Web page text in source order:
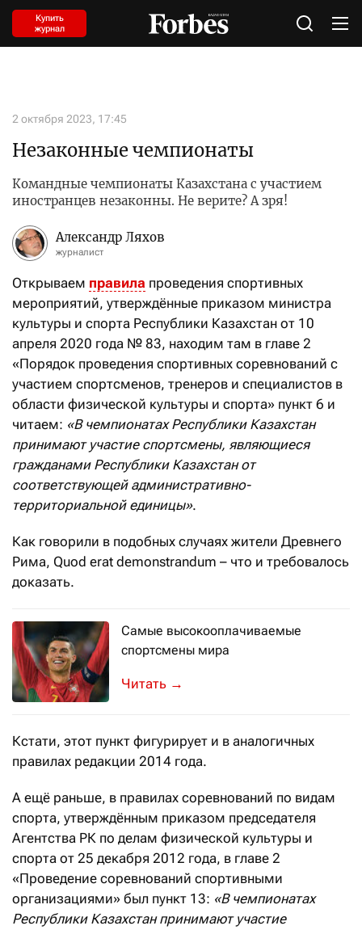
Купить
журнал
2 октября 2023, 17:45
Незаконные чемпионаты
Командные чемпионаты Казахстана с участием
иностранцев незаконны. Не верите? А зря!
Александр Ляхов
журналист
Открываем правила проведения спортивных
мероприятий, утверждённые приказом министра
культуры и спорта Республики Казахстан от 10
апреля 2020 года № 83, находим там в главе 2
«Порядок проведения спортивных соревнований с
участием спортсменов, тренеров и специалистов в
области физической культуры и спорта» пункт 6 и
читаем: «В чемпионатах Республики Казахстан
принимают участие спортсмены, являющиеся
гражданами Республики Казахстан от
соответствующей административно-
территориальной единицы».
Как говорили в подобных случаях жители Древнего
Рима, Quod erat demonstrandum – что и требовалось
доказать.
Самые высокооплачиваемые
спортсмены мира
Доходы растут, реки долларов с
→
Кстати, этот пункт фигурирует и в аналогичных
правилах редакции 2014 года.
А ещё раньше, в правилах соревнований по видам
спорта, утверждённым приказом председателя
Агентства РК по делам физической культуры и
спорта от 25 декабря 2012 года, в главе 2
«Проведение соревнований спортивными
организациями» был пункт 13: «В чемпионатах
Республики Казахстан принимают участие